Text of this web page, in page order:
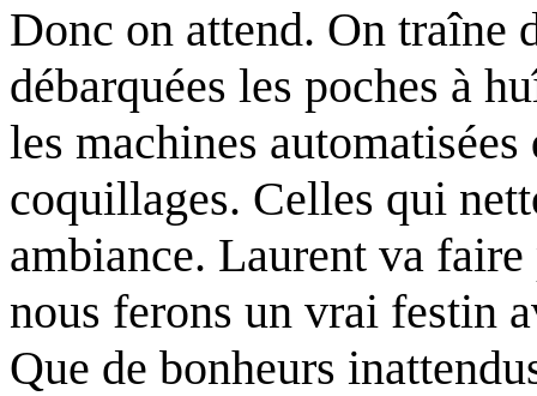
Donc on attend. On traîne
débarquées les poches à
les machines
coquillages. Celles qui
ambiance. Laurent va
nous ferons un vrai festin
Que de bonheurs